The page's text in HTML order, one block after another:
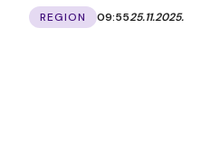
REGION 09:5525.11.2025.